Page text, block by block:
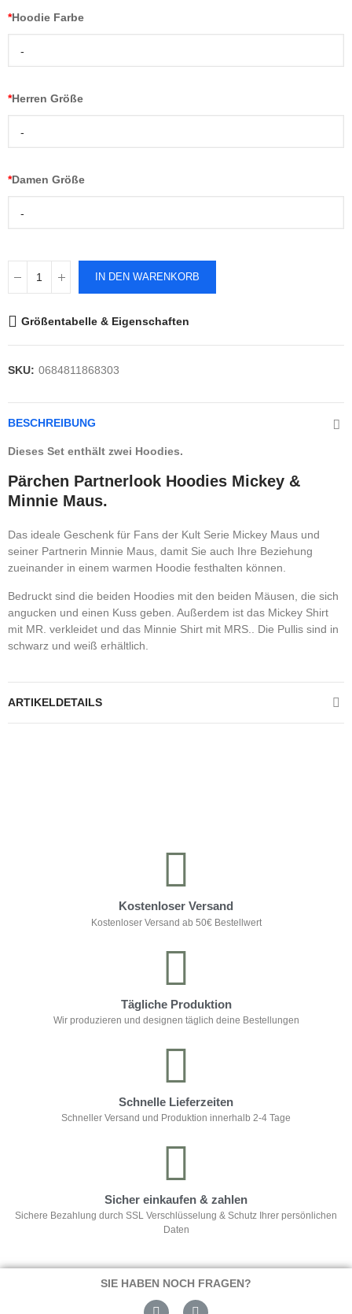
*Hoodie Farbe
-
*Herren Größe
-
*Damen Größe
-
IN DEN WARENKORB
Größentabelle & Eigenschaften
SKU: 0684811868303
BESCHREIBUNG
Dieses Set enthält zwei Hoodies.
Pärchen Partnerlook Hoodies Mickey &
Minnie Maus.
Das ideale Geschenk für Fans der Kult Serie Mickey Maus und
seiner Partnerin Minnie Maus, damit Sie auch Ihre Beziehung
zueinander in einem warmen Hoodie festhalten können.
Bedruckt sind die beiden Hoodies mit den beiden Mäusen, die sich
angucken und einen Kuss geben. Außerdem ist das Mickey Shirt
mit MR. verkleidet und das Minnie Shirt mit MRS.. Die Pullis sind in
schwarz und weiß erhältlich.
ARTIKELDETAILS
Kostenloser Versand
Kostenloser Versand ab 50€ Bestellwert
Tägliche Produktion
Wir produzieren und designen täglich deine Bestellungen
Schnelle Lieferzeiten
Schneller Versand und Produktion innerhalb 2-4 Tage
Sicher einkaufen & zahlen
Sichere Bezahlung durch SSL Verschlüsselung & Schutz Ihrer persönlichen
Daten
SIE HABEN NOCH FRAGEN?